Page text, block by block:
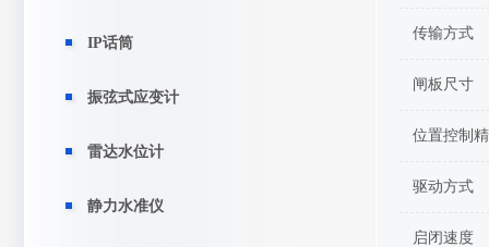
IP话筒
振弦式应变计
雷达水位计
静力水准仪
传输方式
闸板尺寸
位置控制
驱动方式
启闭速度